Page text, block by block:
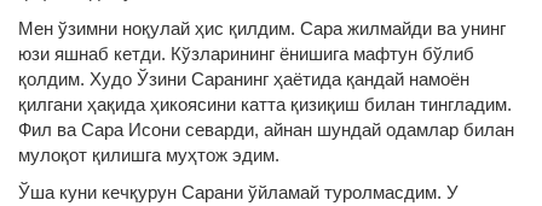
Мен ўзимни ноқулай ҳис қилдим. Сара жилмайди ва унинг
юзи яшнаб кетди. Кўзларининг ёнишига мафтун бўлиб
қолдим. Худо Ўзини Саранинг ҳаётида қандай намоён
қилгани ҳақида ҳикоясини катта қизиқиш билан тингладим.
Фил ва Сара Исони севарди, айнан шундай одамлар билан
мулоқот қилишга муҳтож эдим.
Ўша куни кечқурун Сарани ўйламай туролмасдим. У